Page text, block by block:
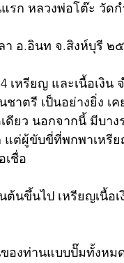
รก หลวงพ่อโต๊ะ วัดก
า อ.อินท จ.สิงห์บุรี ๒
เหรียญ และเนื้อเงิน
ดียว นอกจากนี้ มีบา
แต่ผู้ขับขี่ที่พกพาเหรี
เชื่อ
นขึ้นไป เหรียญเนื้อเ
องท่านแบบปั๊มทั้งหม